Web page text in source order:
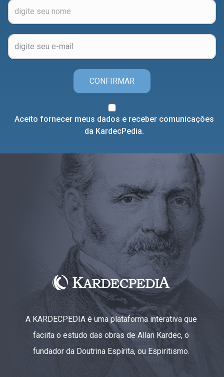
CONFIRMAR
Aceito fornecer meus dados e receber comunicações
da KardecPedia.
A KARDECPEDIA é uma plataforma interativa que
faciita o estudo das obras de Allan Kardec, o
fundador da Doutrina Espírita, ou Espiritismo.